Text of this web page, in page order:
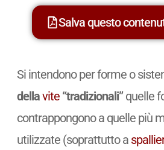
Salva questo
Si intendono per forme o
dellavite“tradizionali”quelle
contrappongono a quelle più
utilizzate (soprattutto a